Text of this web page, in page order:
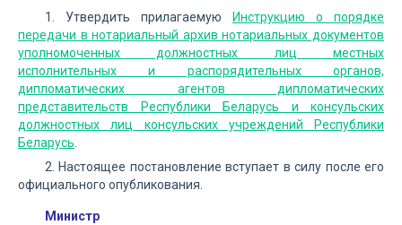
1. Утвердить прилагаемую
Инструкцию о порядке
передачи в нотариальный архив нотариальных документов
уполномоченных должностных лиц местных
исполнительных и распорядительных органов,
дипломатических агентов дипломатических
представительств Республики Беларусь и консульских
должностных лиц консульских учреждений Республики
Беларусь
2. Настоящее постановление вступает в силу после его
официального опубликования.
Министр